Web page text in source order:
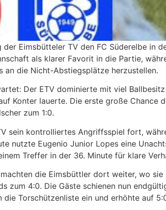
Eimsbütteler TV den FC Süderelbe in
als klarer Favorit in die Partie,
an die Nicht-Abstiegsplätze herzustellen.
Der ETV dominierte mit viel
Konter lauerte. Die erste große Chance
zum 1:0.
sein kontrolliertes Angriffsspiel fort,
nutzte Eugenio Junior Lopes eine
Treffer in der 36. Minute für klare
die Eimsbüttler dort weiter, wo
zum 4:0. Die Gäste schienen nun
die Torschützenliste ein und erhöhte auf